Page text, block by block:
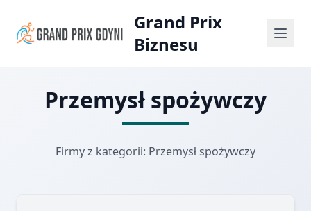
Grand Prix
Biznesu
Przemysł spożywczy
Firmy z kategorii: Przemysł spożywczy